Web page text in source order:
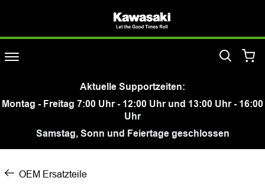
Aktuelle Supportzeiten:
Montag - Freitag 7:00 Uhr - 12:00 Uhr und 13:00 Uhr - 16:00
Uhr
Samstag, Sonn und Feiertage geschlossen
OEM Ersatzteile